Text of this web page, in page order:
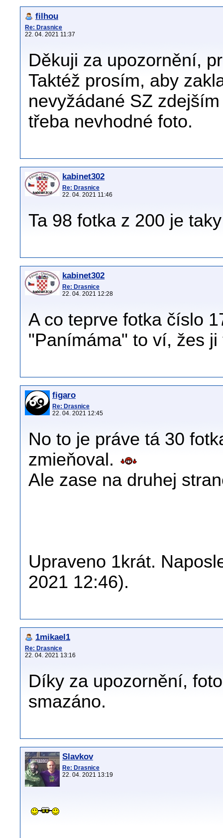
filhou
Re: Drasnice
22. 04. 2021 11:37
Děkuji za upozornění,
Taktéž prosím, aby
nevyžádané SZ
třeba nevhodné foto.
kabinet302
Re: Drasnice
22. 04. 2021 11:46
Ta 98 fotka z 200 je
kabinet302
Re: Drasnice
22. 04. 2021 12:28
A co teprve fotka číslo
"Panímáma" to ví, žes
figaro
Re: Drasnice
22. 04. 2021 12:45
No to je práve tá 30
zmieňoval.
Ale zase na druhej
Upraveno 1krát.
2021 12:46).
1mikael1
Re: Drasnice
22. 04. 2021 13:16
Díky za upozornění,
smazáno.
Slavkov
Re: Drasnice
22. 04. 2021 13:19